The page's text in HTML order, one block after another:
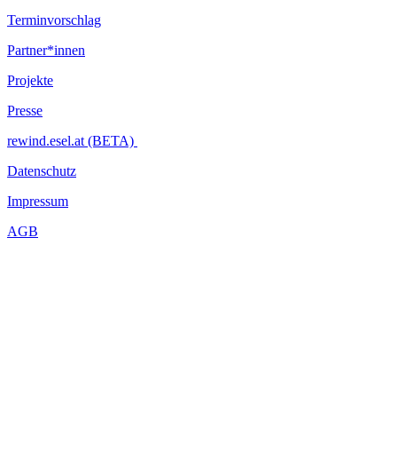
Terminvorschlag
Partner*innen
Projekte
Presse
rewind.esel.at (BETA)
Datenschutz
Impressum
AGB